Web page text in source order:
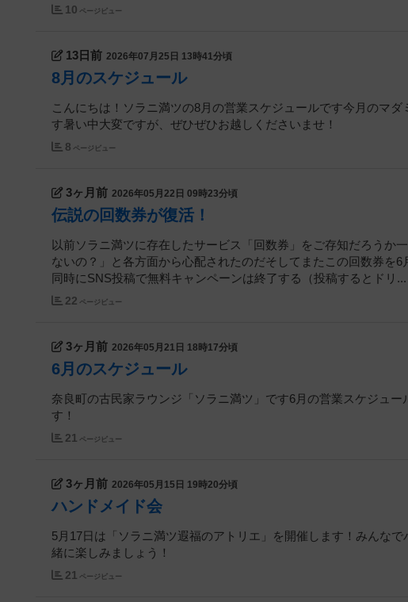
10 ページビュー
13日前 2026年07月25日 13時41分頃
8月のスケジュール
こんにちは！ソラニ満ツの8月の営業スケジュールです今月のマ
す暑い中大変ですが、ぜひぜひお越しくださいませ！
8 ページビュー
3ヶ月前 2026年05月22日 09時23分頃
伝説の回数券が復活！
以前ソラニ満ツに存在したサービス「回数券」をご存知だろうか
ないの？」と各方面から心配されたのだそしてまたこの回数券を
同時にSNS投稿で無料キャンペーンは終了する（投稿するとドリ...
22 ページビュー
3ヶ月前 2026年05月21日 18時17分頃
6月のスケジュール
奈良町の古民家ラウンジ「ソラニ満ツ」です6月の営業スケジュ
す！
21 ページビュー
3ヶ月前 2026年05月15日 19時20分頃
ハンドメイド会
5月17日は「ソラニ満ツ遐福のアトリエ」を開催します！みんな
緒に楽しみましょう！
21 ページビュー